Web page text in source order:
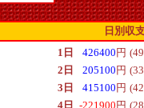
日別収
1日 426400 円
2日
205100 円
3日
415100 円
4日
-221900 円